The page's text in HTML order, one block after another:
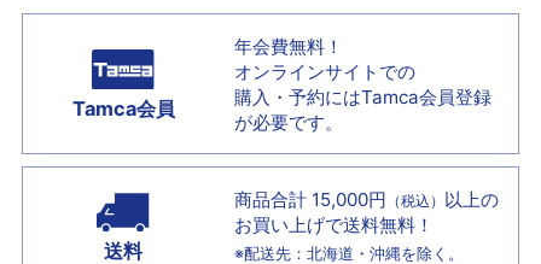
Tamca会員
年会費無料！
オンラインサイトでの
購入・予約にはTamca会員登録
が必要です。
送料
商品合計 15,000円 （税込） 以上の
お買い上げで送料無料！
※配送先：北海道・沖縄を除く。